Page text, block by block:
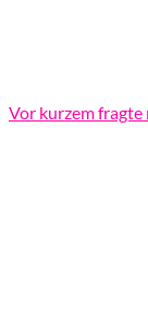
Vor kurzem